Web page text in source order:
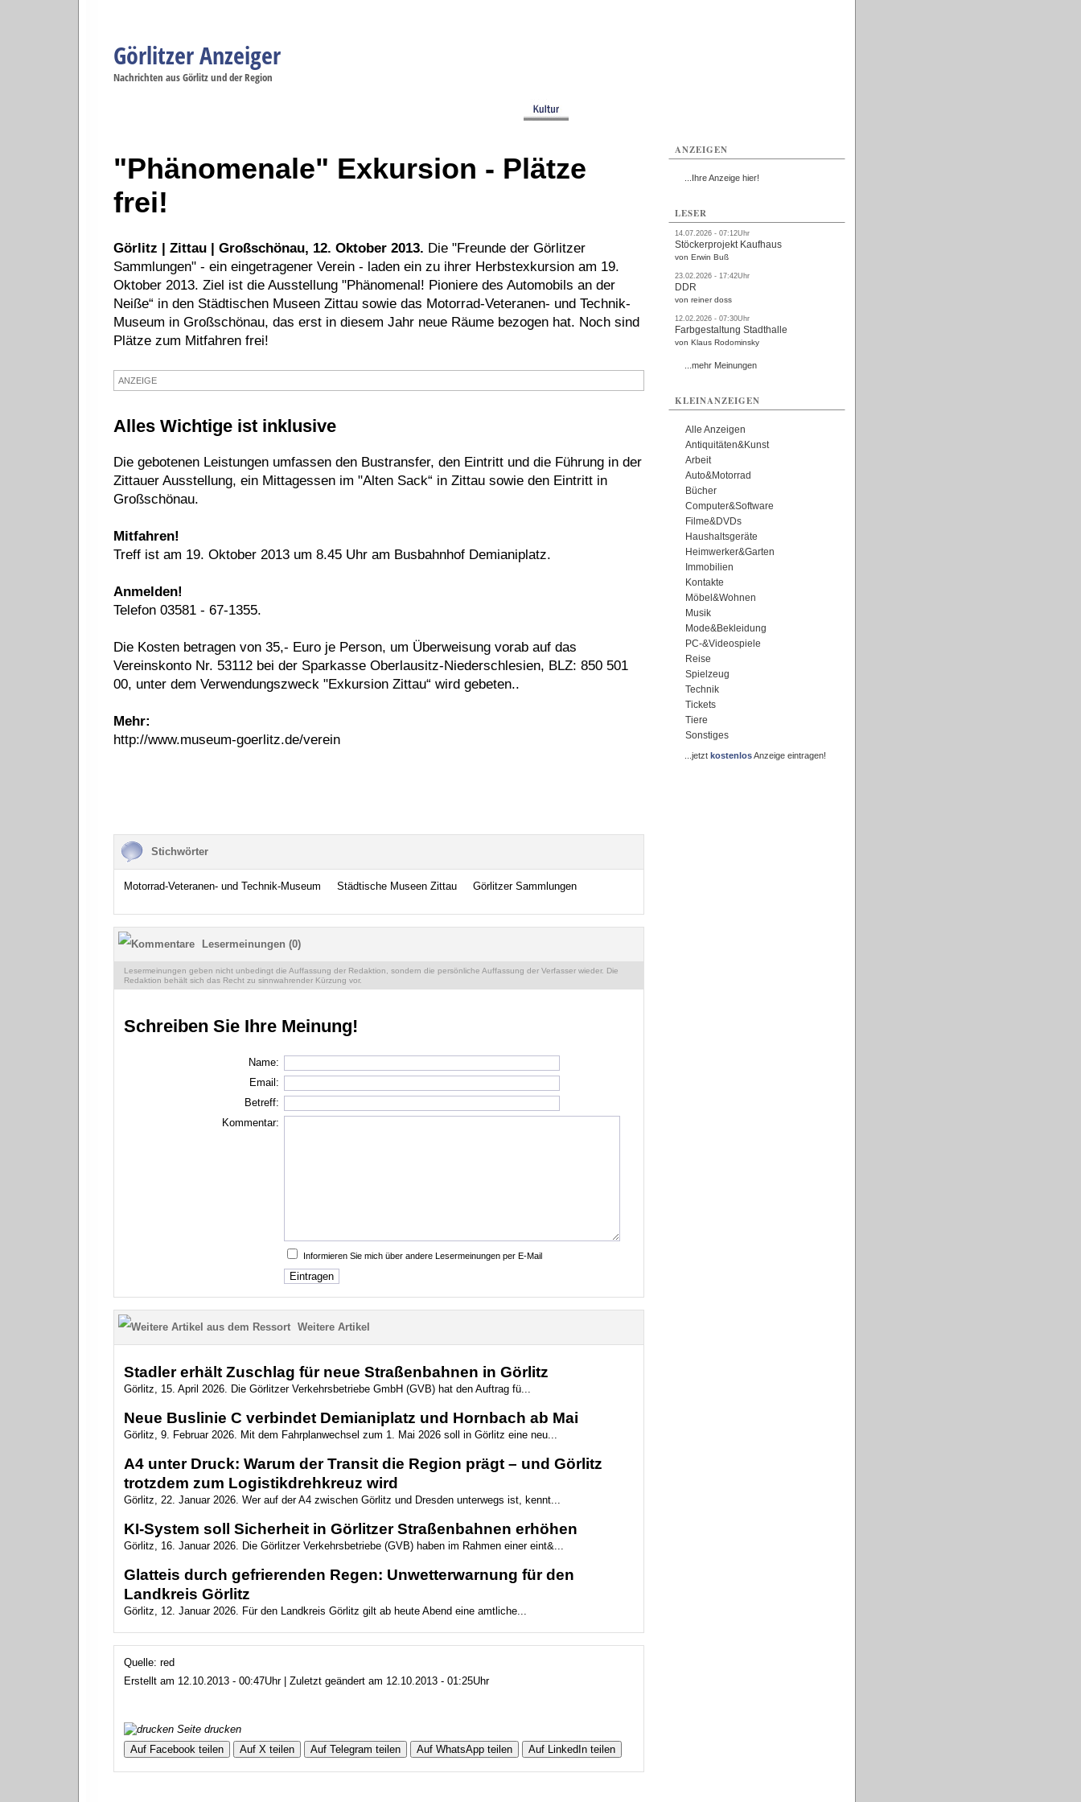
Görlitzer Anzeiger
Nachrichten aus Görlitz und der Region
"Phänomenale" Exkursion - Plätze
frei!
Görlitz | Zittau | Großschönau, 12. Oktober 2013. Die "Freunde der Görlitzer
Sammlungen" - ein eingetragener Verein - laden ein zu ihrer Herbstexkursion am 19.
Oktober 2013. Ziel ist die Ausstellung "Phänomenal! Pioniere des Automobils an der
Neiße“ in den Städtischen Museen Zittau sowie das Motorrad-Veteranen- und Technik-
Museum in Großschönau, das erst in diesem Jahr neue Räume bezogen hat. Noch sind
Plätze zum Mitfahren frei!
ANZEIGE
Alles Wichtige ist inklusive
Die gebotenen Leistungen umfassen den Bustransfer, den Eintritt und die Führung in der
Zittauer Ausstellung, ein Mittagessen im "Alten Sack“ in Zittau sowie den Eintritt in
Großschönau.
Mitfahren!
Treff ist am 19. Oktober 2013 um 8.45 Uhr am Busbahnhof Demianiplatz.
Anmelden!
Telefon 03581 - 67-1355.
Die Kosten betragen von 35,- Euro je Person, um Überweisung vorab auf das
Vereinskonto Nr. 53112 bei der Sparkasse Oberlausitz-Niederschlesien, BLZ: 850 501
00, unter dem Verwendungszweck "Exkursion Zittau“ wird gebeten..
Mehr:
http://www.museum-goerlitz.de/verein
Stichwörter
Motorrad-Veteranen- und Technik-Museum Städtische Museen Zittau Görlitzer Sammlungen
Lesermeinungen (0)
Lesermeinungen geben nicht unbedingt die Auffassung der Redaktion, sondern die persönliche Auffassung der Verfasser wieder. Die
Redaktion behält sich das Recht zu sinnwahrender Kürzung vor.
Schreiben Sie Ihre Meinung!
Name:
Email:
Betreff:
Kommentar:
Informieren Sie mich über andere Lesermeinungen per E-Mail
Weitere Artikel
Stadler erhält Zuschlag für neue Straßenbahnen in Görlitz
Görlitz, 15. April 2026. Die Görlitzer Verkehrsbetriebe GmbH (GVB) hat den Auftrag fü...
Neue Buslinie C verbindet Demianiplatz und Hornbach ab Mai
Görlitz, 9. Februar 2026. Mit dem Fahrplanwechsel zum 1. Mai 2026 soll in Görlitz eine neu...
A4 unter Druck: Warum der Transit die Region prägt – und Görlitz
trotzdem zum Logistikdrehkreuz wird
Görlitz, 22. Januar 2026. Wer auf der A4 zwischen Görlitz und Dresden unterwegs ist, kennt...
KI-System soll Sicherheit in Görlitzer Straßenbahnen erhöhen
Görlitz, 16. Januar 2026. Die Görlitzer Verkehrsbetriebe (GVB) haben im Rahmen einer eint&...
Glatteis durch gefrierenden Regen: Unwetterwarnung für den
Landkreis Görlitz
Görlitz, 12. Januar 2026. Für den Landkreis Görlitz gilt ab heute Abend eine amtliche...
Quelle: red
Erstellt am 12.10.2013 - 00:47Uhr | Zuletzt geändert am 12.10.2013 - 01:25Uhr
Seite drucken
Auf Facebook teilen
Auf X teilen Auf Telegram teilen Auf WhatsApp teilen Auf LinkedIn teilen
ANZEIGEN
...Ihre Anzeige hier!
LESER
14.07.2026 - 07:12Uhr
Stöckerprojekt Kaufhaus
von Erwin Buß
23.02.2026 - 17:42Uhr
DDR
von reiner doss
12.02.2026 - 07:30Uhr
Farbgestaltung Stadthalle
von Klaus Rodominsky
...mehr Meinungen
KLEINANZEIGEN
Alle Anzeigen
Antiquitäten&Kunst
Arbeit
Auto&Motorrad
Bücher
Computer&Software
Filme&DVDs
Haushaltsgeräte
Heimwerker&Garten
Immobilien
Kontakte
Möbel&Wohnen
Musik
Mode&Bekleidung
PC-&Videospiele
Reise
Spielzeug
Technik
Tickets
Tiere
Sonstiges
...jetzt kostenlosAnzeige eintragen!